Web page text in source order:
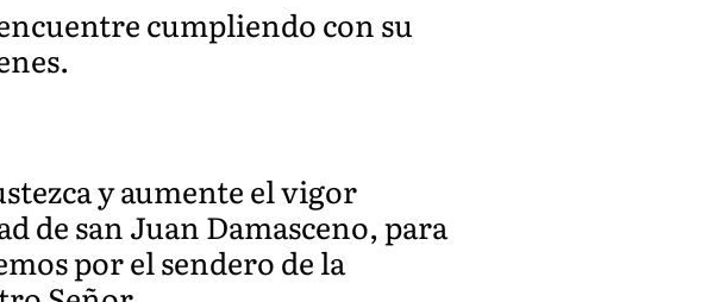
cumpliendo con su
y aumente el vigor
de san Juan Damasceno, para
por el sendero de la